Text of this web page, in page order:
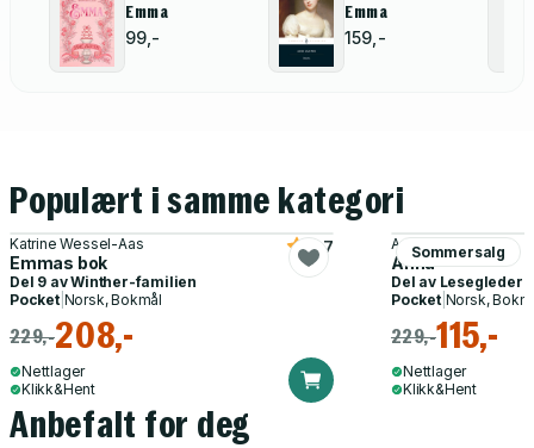
Emma
99,-
Emma
159,-
Populært i samme kategori
Katrine Wessel-Aas
Emmas bok
3.7
Del 9 avWinther-familien
Pocket| Norsk, Bokmål
229,-208,-
Nettlager
Klikk&Hent
Sommersalg
Amanda Prowse
Anna
Del av Lesegleder
Pocket| Norsk,
229,-115,-
Nettlager
Klikk&Hent
Anbefalt for deg